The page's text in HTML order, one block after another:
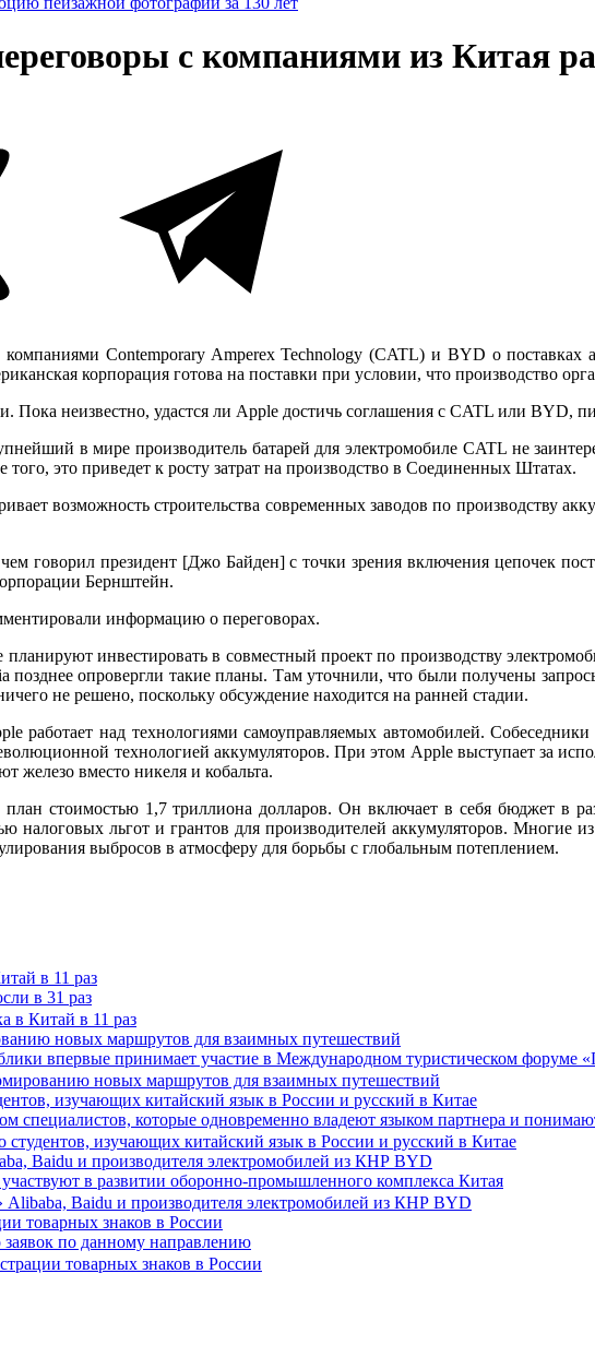
с компаниями из Китая
Contemporary Amperex Technology (CATL) и BYD о поставках
корпорация готова на поставки при условии, что производство
Пока неизвестно, удастся ли Apple достичь соглашения с CATL или BYD,
в мире производитель батарей для электромобиле CATL не
это приведет к росту затрат на производство в Соединенных Штатах.
возможность строительства современных заводов по производству
говорил президент [Джо Байден] с точки зрения включения цепочек
Бернштейн.
информацию о переговорах.
инвестировать в совместный проект по производству
опровергли такие планы. Там уточнили, что были получены
не решено, поскольку обсуждение находится на ранней стадии.
работает над технологиями самоуправляемых автомобилей.
технологией аккумуляторов. При этом Apple выступает за
железо вместо никеля и кобальта.
стоимостью 1,7 триллиона долларов. Он включает в себя бюджет в
налоговых льгот и грантов для производителей аккумуляторов. Многие
выбросов в атмосферу для борьбы с глобальным потеплением.
в 11 раз
в 31 раз
новых маршрутов для взаимных путешествий
впервые принимает участие в Международном туристическом форуме
изучающих китайский язык в России и русский в Китае
специалистов, которые одновременно владеют языком партнера и
Baidu и производителя электромобилей из КНР BYD
в развитии оборонно-промышленного комплекса Китая
товарных знаков в России
по данному направлению